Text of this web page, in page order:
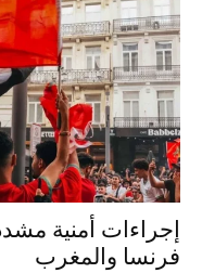
إجراءات أمنية
فرنسا والمغرب